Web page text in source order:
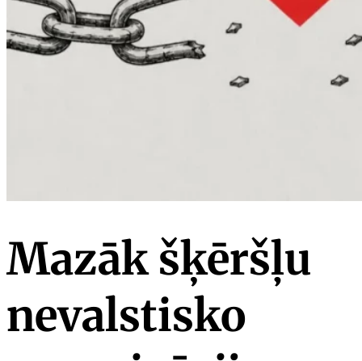
Mazāk šķēršļu
nevalstisko